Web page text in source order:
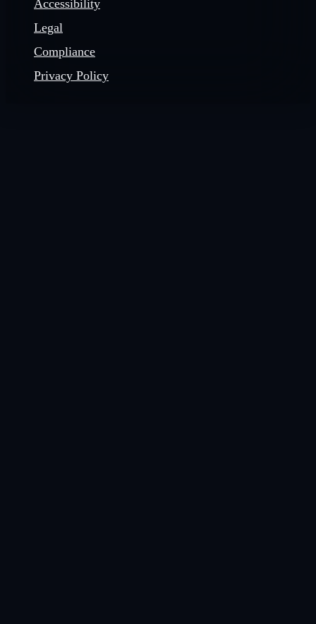
Accessibility
Legal
Compliance
Privacy Policy